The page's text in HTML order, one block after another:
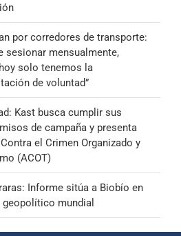
por corredores de transporte:
sesionar mensualmente,
solo tenemos la
de voluntad”
Kast busca cumplir sus
de campaña y presenta
el Crimen Organizado y
(ACOT)
Informe sitúa a Biobío en
geopolítico mundial